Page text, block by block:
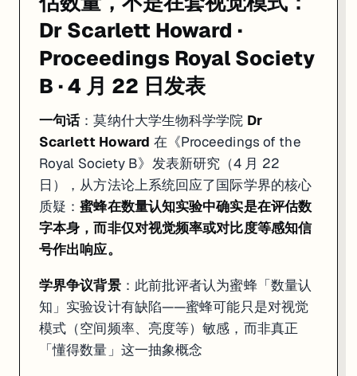
Dr Scarlett Howard ·
Proceedings Royal Society
B · 4 月 22 日发表
一句话：莫纳什大学生物科学学院 Dr
Scarlett Howard 在《Proceedings of the
Royal Society B》发表新研究（4 月 22
日），从方法论上系统回应了国际学界的核心
质疑：蜜蜂在数量认知实验中确实是在评估数
字本身，而非仅对视觉频率或对比度等感知信
号作出响应。
学界争议背景：此前批评者认为蜜蜂「数量认
知」实验设计有缺陷——蜜蜂可能只是对视觉
模式（空间频率、亮度等）敏感，而非真正
「懂得数量」这一抽象概念